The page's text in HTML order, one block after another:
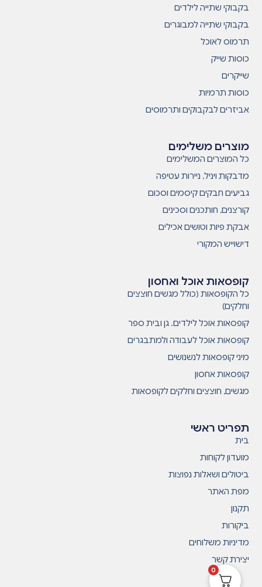
תפריט ראשי
בית
מועדון לקוחות
ביטולים ושאלות נפוצות
מפת האתר
תקנון
ביקורות
מדיניות משלוחים
יצירת קשר
קופסאות אוכל ואחסון
כל הקופסאות (כולל מגשים חוצצים
וחלקים)
קופסאות אוכל לילדים. גן ובית ספר
קופסאות אוכל לעבודה ולמתבגרים
מיני קופסאות לנשנושים
קופסאות אחסון
מגשים, חוצצים וחלקים לקופסאות
מוצרים משלימים
כל המוצרים המשלימים
מדבקות ויניל, ניירות עטיפה
גביעים חבקים קיסמים וסכום
קורצנים, חותכנים וסכינים
אבקת פיות וטושים אכילים
דישוייש המקורי
בקבוקי שתייה לילדים
בקבוקי שתייה למבוגרים
תרמוס לאוכל
כוסות שייק
שייקרים
כוסות תרמיות
אביזרים לבקבוקים ותרמוסים
0